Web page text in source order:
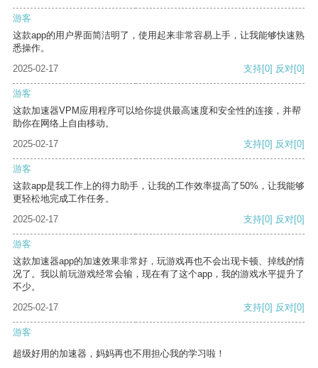
游客
这款app的用户界面简洁明了，使用起来非常容易上手，让我能够快速熟
悉操作。
2025-02-17
支持[0] 反对[0]
游客
这款加速器VPM应用程序可以给你提供最高速度和安全性的连接，并帮
助你在网络上自由移动。
2025-02-17
支持[0] 反对[0]
游客
这款app是我工作上的得力助手，让我的工作效率提高了50%，让我能够
更轻松地完成工作任务。
2025-02-17
支持[0] 反对[0]
游客
这款加速器app的加速效果非常好，玩游戏再也不会出现卡顿、掉线的情
况了。我以前玩游戏经常会输，现在有了这个app，我的游戏水平提升了
不少。
2025-02-17
支持[0] 反对[0]
游客
超级好用的加速器，妈妈再也不用担心我的学习啦！